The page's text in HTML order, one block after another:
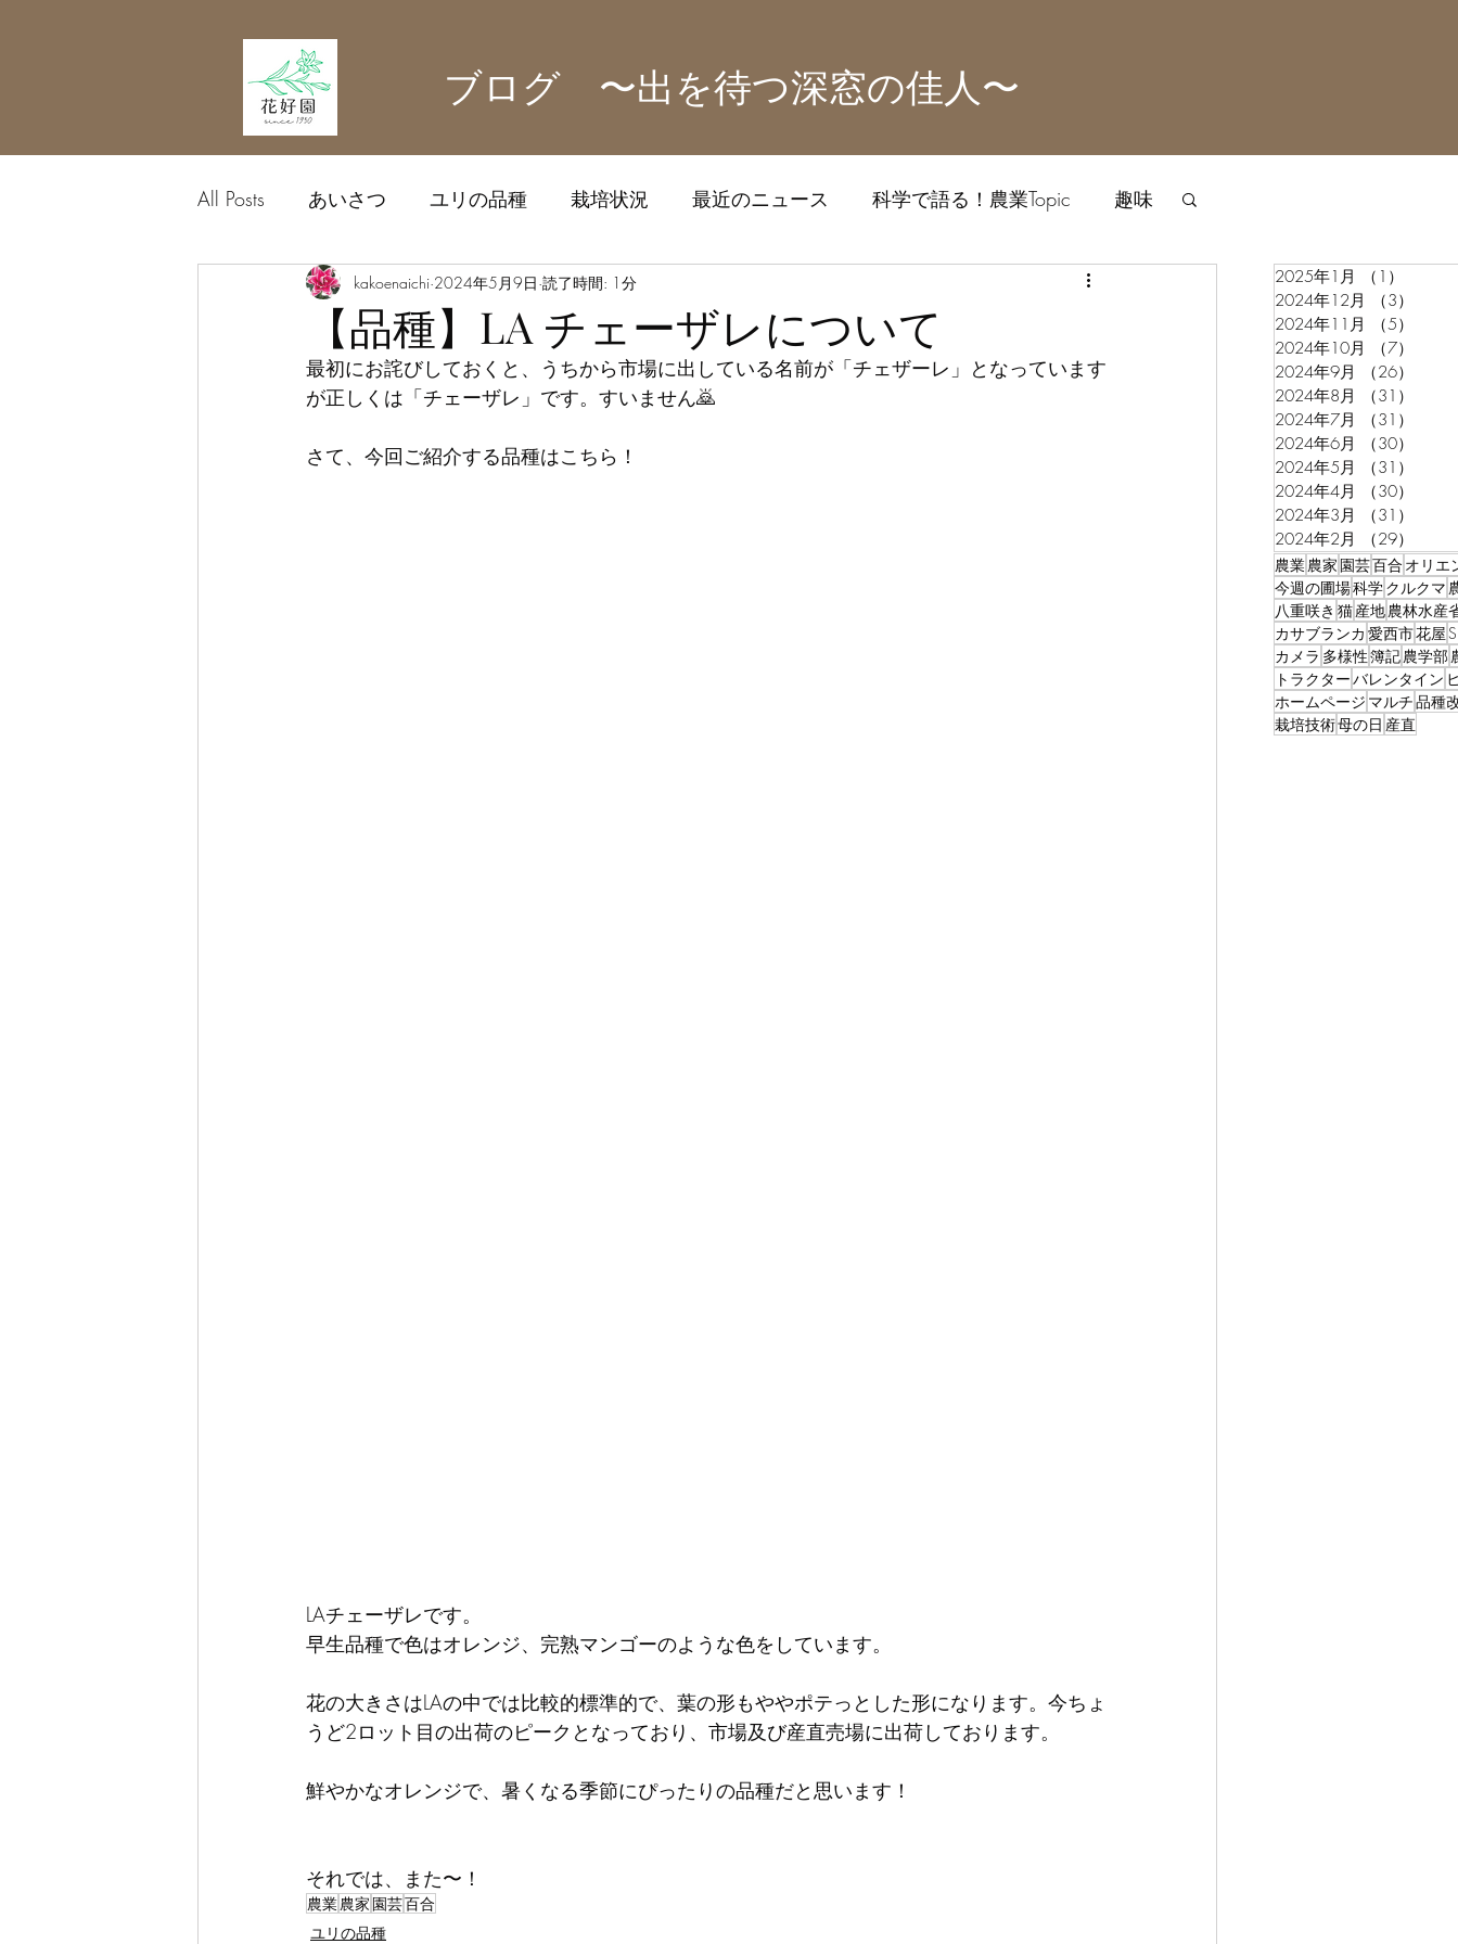
ブログ 〜出を待つ深窓の佳人〜
All Posts あいさつ ユリの品種 栽培状況 最近のニュース 科学で語る！農業Topic 趣味
農業資材 中日ドラゴンズ
【品種】LA チェーザレについて
kakoenaichi 2024年5月9日 読了時間: 1分
最初にお詫びしておくと、うちから市場に出している名前が「チェザーレ」となっています
が正しくは「チェーザレ」です。すいません🙇
さて、今回ご紹介する品種はこちら！
LAチェーザレです。
早生品種で色はオレンジ、完熟マンゴーのような色をしています。
花の大きさはLAの中では比較的標準的で、葉の形もややポテっとした形になります。今ちょ
うど2ロット目の出荷のピークとなっており、市場及び産直売場に出荷しております。
鮮やかなオレンジで、暑くなる季節にぴったりの品種だと思います！
それでは、また〜！
農業農家 園芸百合
ユリの品種
2025年1月 （1）
2024年12月
（3）
2024年11月
（5）
2024年10月
（7）
2024年9月
（26）
2024年8月
（31）
2024年7月
（31）
2024年6月
（30）
2024年5月
（31）
2024年4月
（30）
2024年3月
（31）
2024年2月
（29）
農業農家 園芸百合 オリエ
今週の圃場科学クルクマ
八重咲き 猫産地農林水産
カサブランカ 愛西市花屋
カメラ 多様性簿記農学部
トラクターバレンタイン
ホームページ マルチ品種
栽培技術母の日 産直